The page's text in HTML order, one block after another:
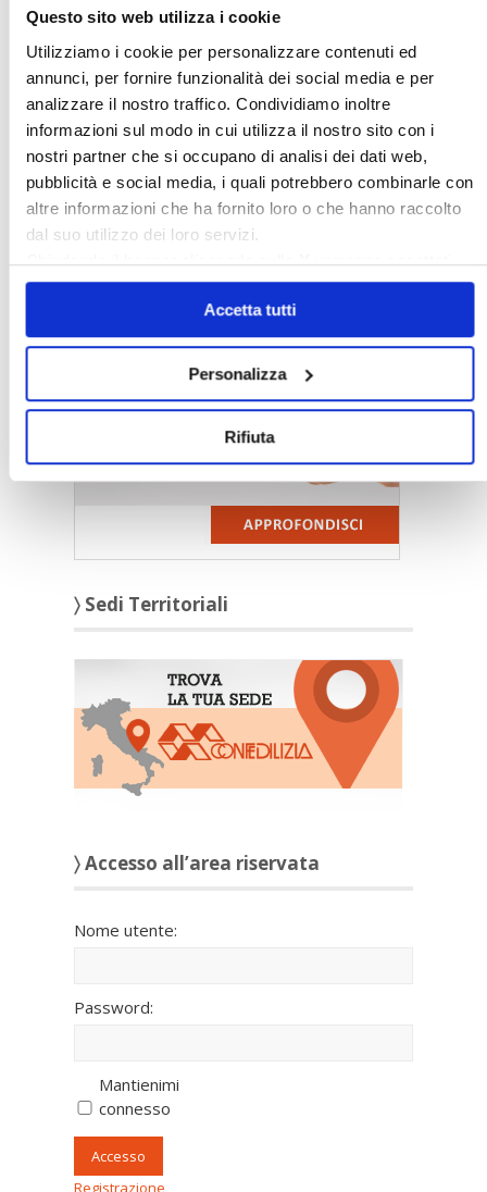
Questo sito web utilizza i cookie
Utilizziamo i cookie per personalizzare contenuti ed
annunci, per fornire funzionalità dei social media e per
analizzare il nostro traffico. Condividiamo inoltre
informazioni sul modo in cui utilizza il nostro sito con i
nostri partner che si occupano di analisi dei dati web,
pubblicità e social media, i quali potrebbero combinarle con
altre informazioni che ha fornito loro o che hanno raccolto
dal suo utilizzo dei loro servizi.
Chiudendo il banner cliccando sullaXverranno accettati
solo i cookie necessari.
Accetta tutti
Personalizza
Rifiuta
〉 5 ragioni per aderire a Confedilizia
〉 Sedi Territoriali
〉 Accesso all’area riservata
Nome utente:
Password:
Mantienimi
connesso
Accesso